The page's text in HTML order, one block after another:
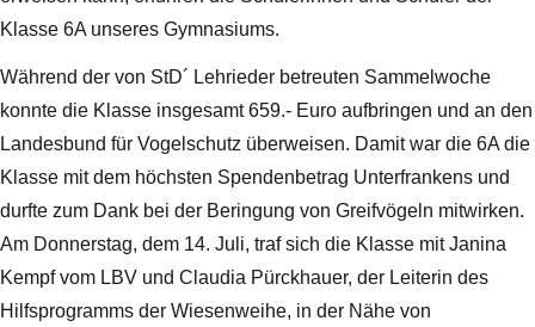
Klasse 6A unseres Gymnasiums.
Während der von StD´ Lehrieder betreuten Sammelwoche
konnte die Klasse insgesamt 659.- Euro aufbringen und an den
Landesbund für Vogelschutz überweisen. Damit war die 6A die
Klasse mit dem höchsten Spendenbetrag Unterfrankens und
durfte zum Dank bei der Beringung von Greifvögeln mitwirken.
Am Donnerstag, dem 14. Juli, traf sich die Klasse mit Janina
Kempf vom LBV und Claudia Pürckhauer, der Leiterin des
Hilfsprogramms der Wiesenweihe, in der Nähe von